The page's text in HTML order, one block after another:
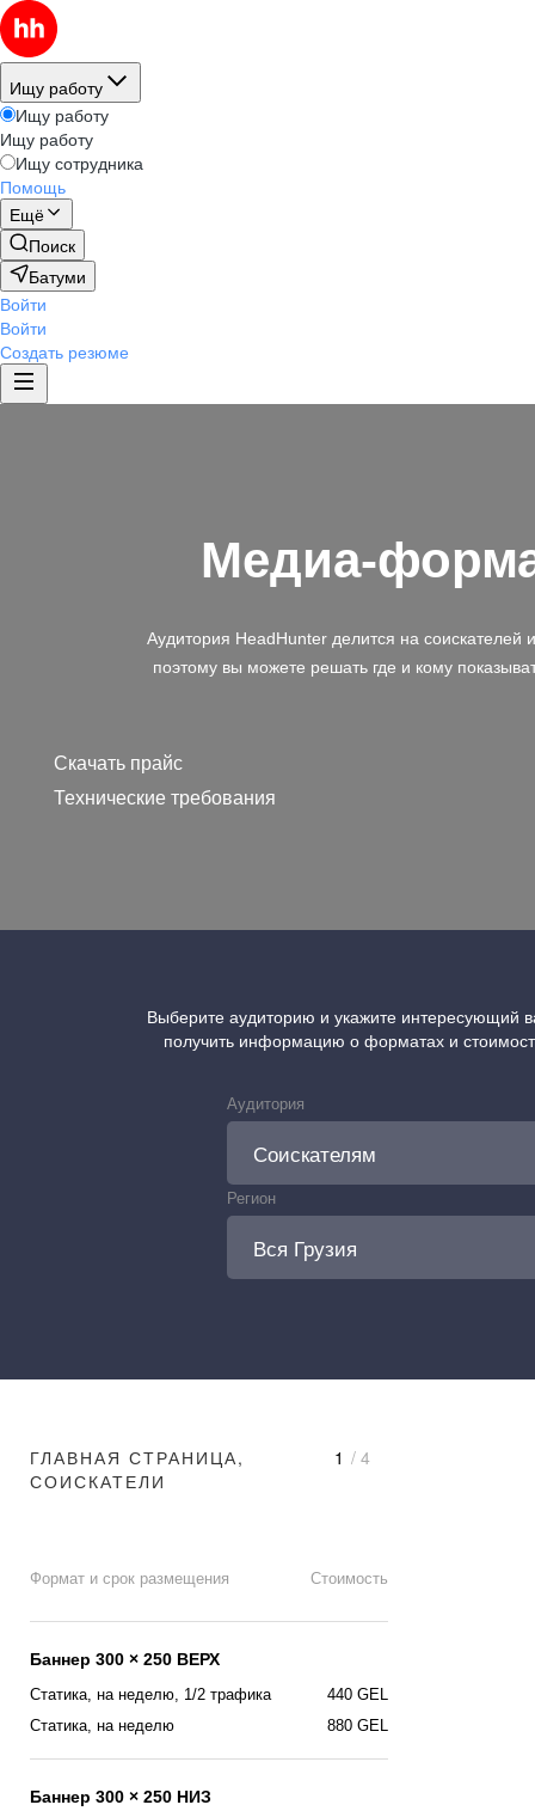
Ищу работу
Ищу работу
Ищу работу
Ищу сотрудника
Помощь
Ещё
Поиск
Батуми
Войти
Войти
Создать резюме
Медиа-
Аудитория HeadHunter делится на соискателей
поэтому вы можете решать где и кому
Скачать прайс
Технические требования
Выберите аудиторию и укажите интересующий
получить информацию о форматах и
Аудитория
Регион
1 / 4
ГЛАВНАЯ СТРАНИЦА,
СОИСКАТЕЛИ
Формат и срок размещения Стоимость
Баннер 300 × 250 ВЕРХ
440 GEL
Статика, на неделю, 1/2 трафика
880 GEL
Статика, на неделю
Баннер 300 × 250 НИЗ